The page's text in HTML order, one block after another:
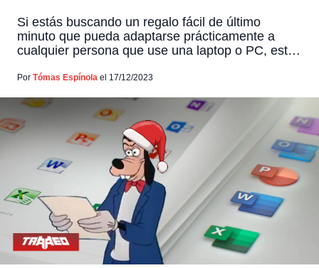
Si estás buscando un regalo fácil de último
minuto que pueda adaptarse prácticamente a
cualquier persona que use una laptop o PC, estás
sin aplicaciones esenciales de productividad y un
navideña, evita las filas y los tiempos de envío
[…]
Por Tómas Espínola el 17/12/2023